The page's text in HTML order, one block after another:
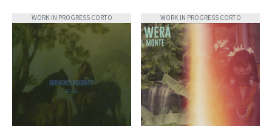
WORK IN PROGRESS CORTO WORK IN PROGRESS CORTO